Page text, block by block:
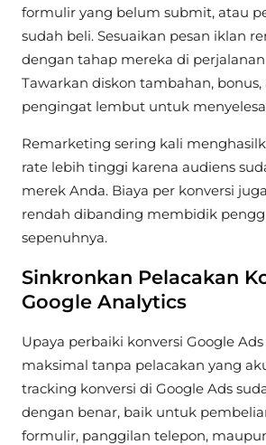
formulir yang belum submit, atau
sudah beli. Sesuaikan pesan iklan
dengan tahap mereka di
Tawarkan diskon tambahan, bonus,
pengingat lembut untuk
Remarketing sering kali
rate lebih tinggi karena audiens
merek Anda. Biaya per konversi
rendah dibanding membidik
sepenuhnya.
Sinkronkan Pelacakan
Google Analytics
Upaya perbaiki konversi Google
maksimal tanpa pelacakan yang
tracking konversi di Google Ads
dengan benar, baik untuk
formulir, panggilan telepon,